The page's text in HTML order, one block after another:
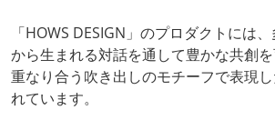
「HOWS DESIGN」のプロダクトには、
から生まれる対話を通して豊かな共創を
重なり合う吹き出しのモチーフで表現
れています。